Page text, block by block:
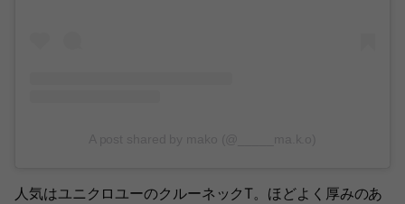
人気はユニクロユーのクルーネックT。ほどよく厚みのあ